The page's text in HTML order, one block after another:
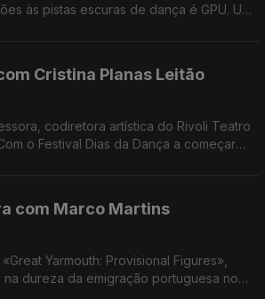
às pistas escuras de dança é GPU. Um
Cristina Planas Leitão
codiretora artística do Rivoli Teatro
o Festival Dias da Dança a começar
com Marco Martins
Yarmouth: Provisional Figures»,
na dureza da emigração portuguesa no